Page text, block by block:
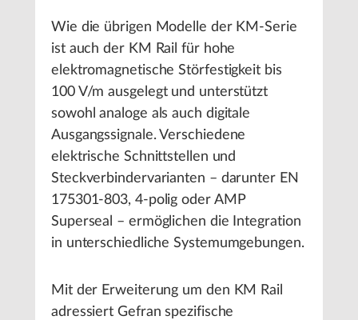
Wie die übrigen Modelle der KM-Serie
ist auch der KM Rail für hohe
elektromagnetische Störfestigkeit bis
100 V/m ausgelegt und unterstützt
sowohl analoge als auch digitale
Ausgangssignale. Verschiedene
elektrische Schnittstellen und
Steckverbindervarianten – darunter EN
175301-803, 4-polig oder AMP
Superseal – ermöglichen die Integration
in unterschiedliche Systemumgebungen.
Mit der Erweiterung um den KM Rail
adressiert Gefran spezifische